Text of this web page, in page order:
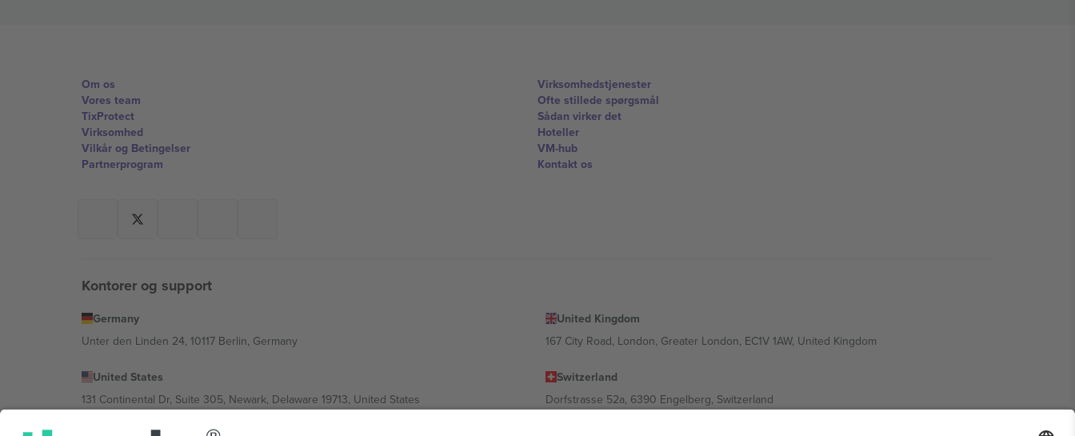
Om os
Vores team
TixProtect
Virksomhed
Vilkår og Betingelser
Partnerprogram
Virksomhedstjenester
Ofte stillede spørgsmål
Sådan virker det
Hoteller
VM-hub
Kontakt os
Kontorer og support
Germany
Unter den Linden 24, 10117 Berlin, Germany
United Kingdom
167 City Road, London, Greater London, EC1V 1AW, United Kingdom
United States
131 Continental Dr, Suite 305, Newark, Delaware 19713, United States
Switzerland
Dorfstrasse 52a, 6390 Engelberg, Switzerland